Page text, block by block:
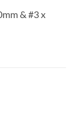
& #3 x